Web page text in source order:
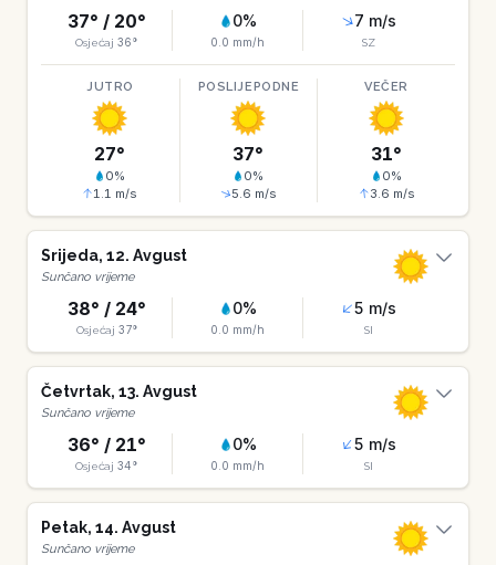
37° / 20°
Osjećaj 36°
0%
0.0 mm/h
7 m/s
SZ
JUTRO
27°
0%
1.1 m/s
POSLIJEPODNE
37°
0%
5.6 m/s
VEČER
31°
0%
3.6 m/s
Srijeda, 12. Avgust
Sunčano vrijeme
38° / 24°
Osjećaj 37°
0%
0.0 mm/h
5 m/s
SI
Četvrtak, 13. Avgust
Sunčano vrijeme
36° / 21°
Osjećaj 34°
0%
0.0 mm/h
5 m/s
SI
Petak, 14. Avgust
Sunčano vrijeme